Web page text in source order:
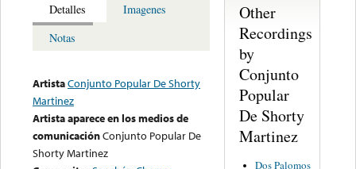
Detalles
Imagenes
Notas
ArtistaConjunto Popular De Shorty
Martinez
Artista aparece en los medios de
comunicaciónConjunto Popular De
Shorty Martinez
Other
Recordings
by
Conjunto
Popular
De Shorty
Martinez
Dos Palomos